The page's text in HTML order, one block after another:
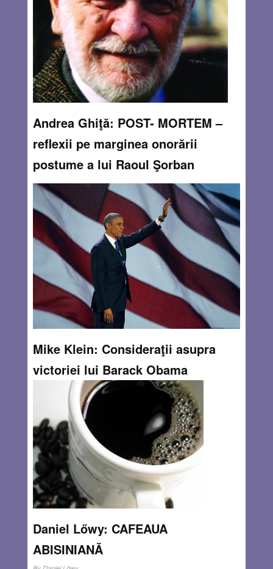
croit bucăţile de stofă, mătase, catifea sau stambă,
întotdeauna în vecinătatea unei cărţi deschise, pe cale de
a fi citită în timpul unei scurte sieste. Pe umeraşe
aşteptau hainele noastre pregătite pentru „prima sau a
doua probă”
Read more…
NOV 8, 2012
Andrea Ghiţă: POST- MORTEM –
reflexii pe marginea onorării
postume a lui Raoul Şorban
ByAndrea Ghiţă
De o vreme încoace prietenul meu nonagenar M. – un om
generos, entuziast, devotat adevărului şi facerii de bine,
care şi-a dovedit tenacitatea în recuperarea memoriei unor
oameni de omenie din perioada Holocaustului – s-a
dedicat restabilirii adevărului în ceea
Read more…
NOV 7, 2012 3 COMMENTS
Mike Klein: Consideraţii asupra
victoriei lui Barack Obama
Andrea Ghiţă
Barack Obama a câstigat în mod categoric alegerile
prezidenţiale. Semnificaţia acestei victorii, după părerea
mea, este aceea că majoritatea cetăţenilor americani sunt
de acord ca guvernul să joace un rol mai mare în viaţa
cetăţenilor şi că sunt dispuşi să
Read more…
NOV 7, 2012
Daniel Lőwy: CAFEAUA
ABISINIANĂ